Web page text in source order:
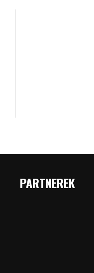
PARTNEREK